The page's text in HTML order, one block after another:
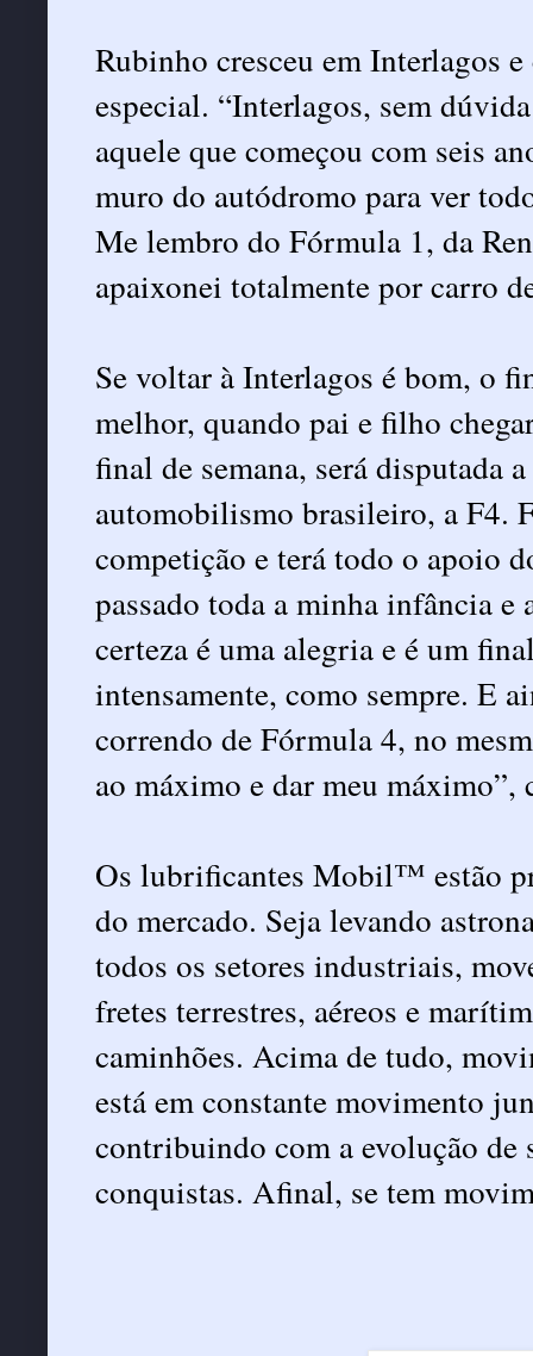
Rubinho cresceu em Interlagos
especial. “Interlagos, sem
aquele que começou com seis
muro do autódromo para ver
Me lembro do Fórmula 1, da
apaixonei totalmente por carro
Se voltar à Interlagos é bom, o
melhor, quando pai e filho
final de semana, será disputada
automobilismo brasileiro, a F4.
competição e terá todo o apoio
passado toda a minha infância
certeza é uma alegria e é um
intensamente, como sempre. E
correndo de Fórmula 4, no
ao máximo e dar meu máximo”,
Os lubrificantes Mobil™ estão
do mercado. Seja levando
todos os setores industriais,
fretes terrestres, aéreos e
caminhões. Acima de tudo,
está em constante movimento
contribuindo com a evolução de
conquistas. Afinal, se tem